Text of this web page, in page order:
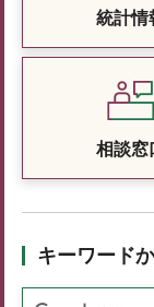
統計情
相談窓
キーワード